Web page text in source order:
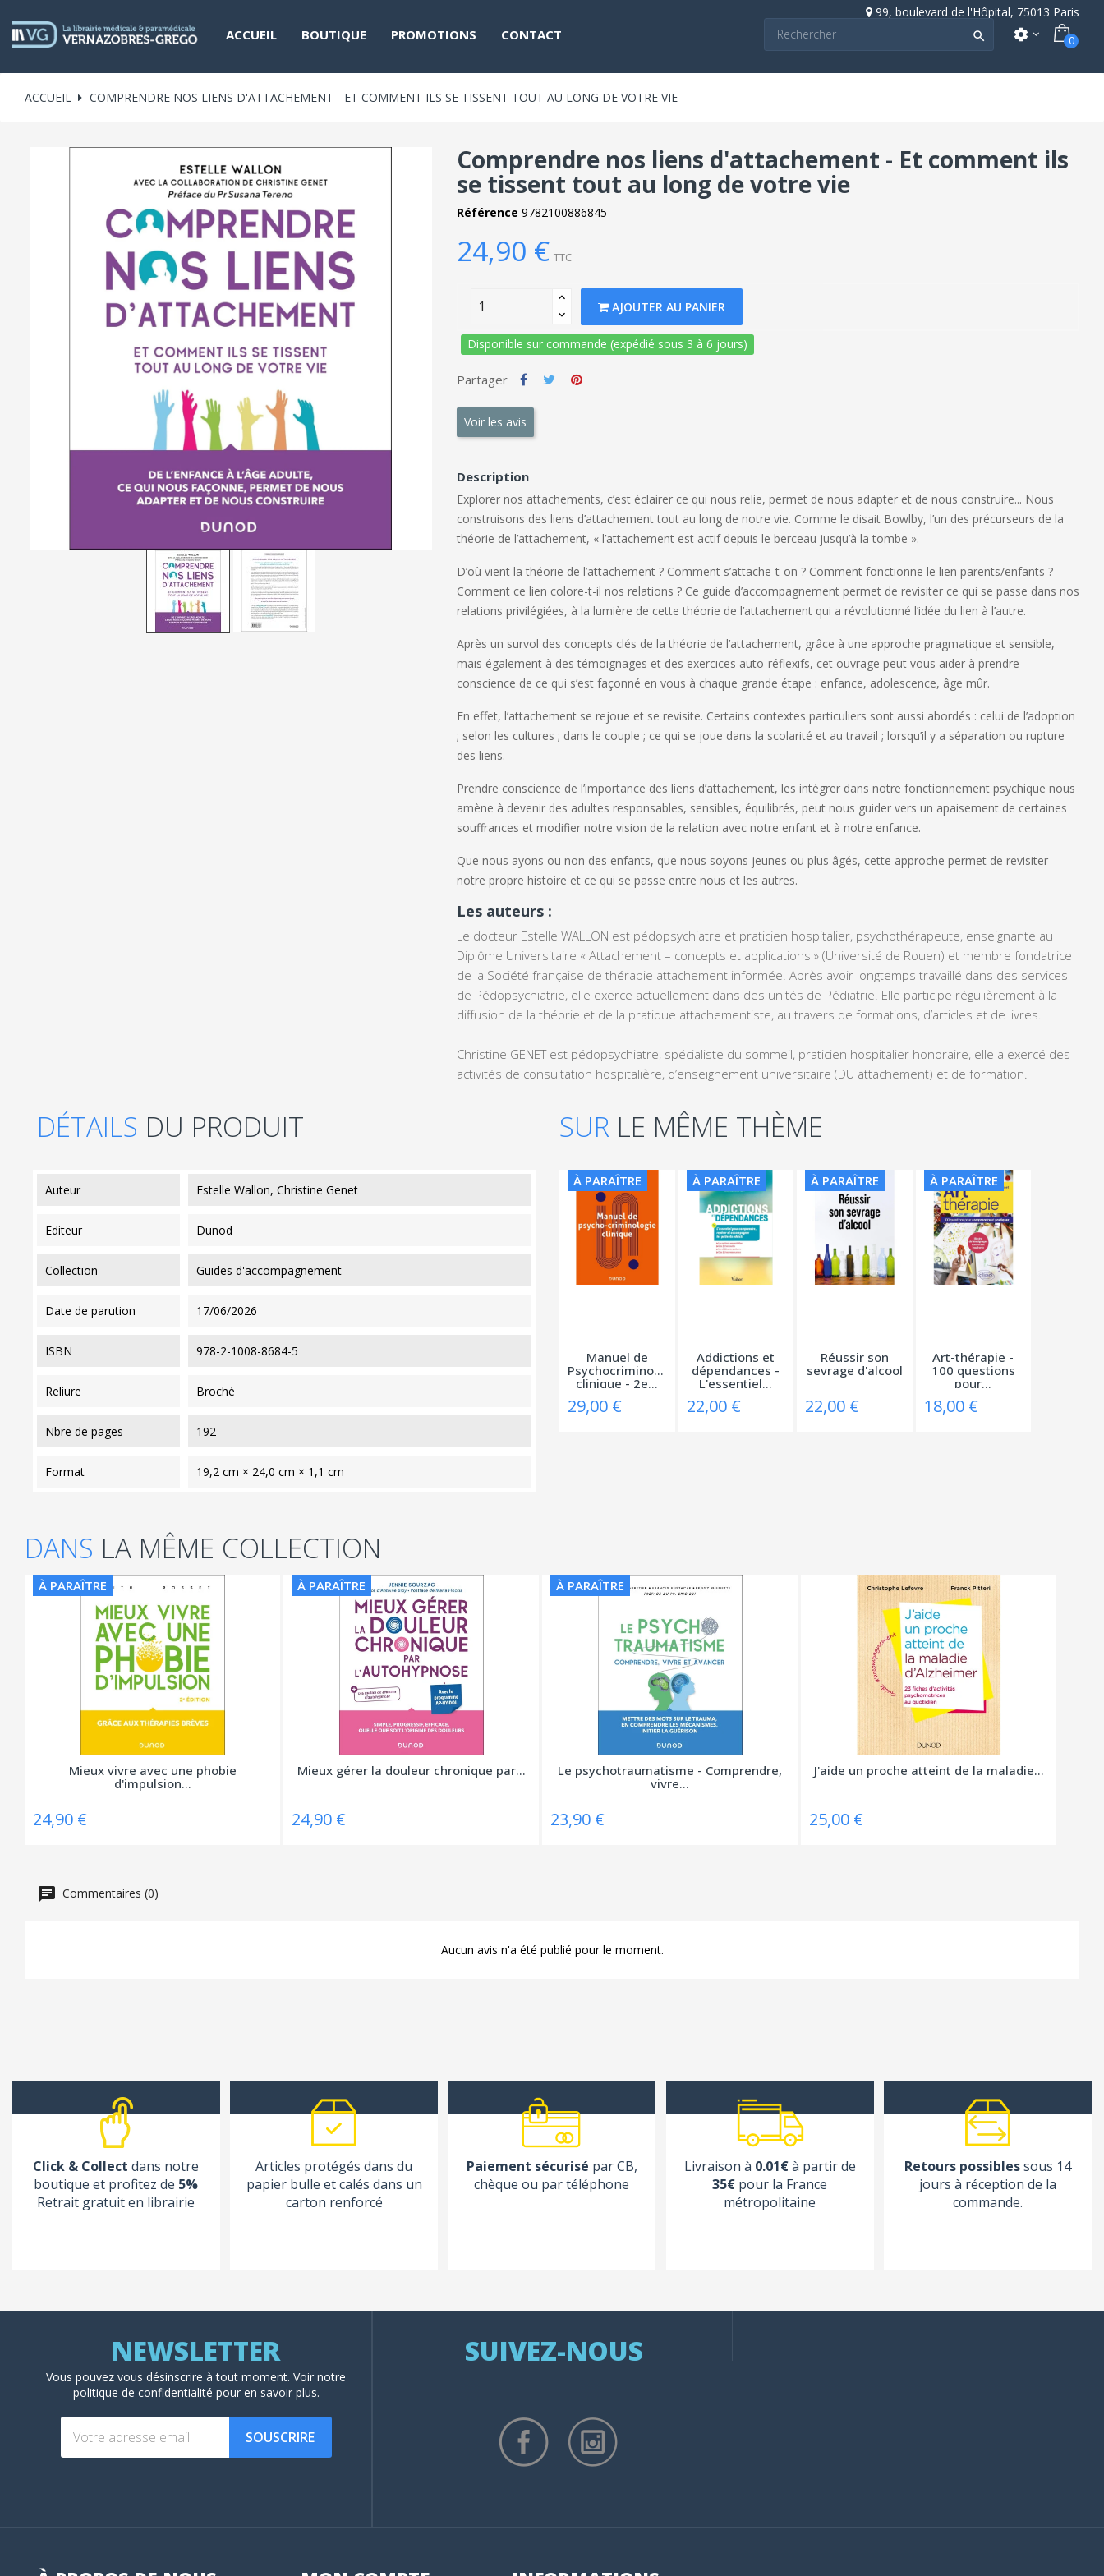
99, boulevard de l'Hôpital, 75013 Paris
ACCUEIL BOUTIQUE PROMOTIONS CONTACT  settings 0
ACCUEIL COMPRENDRE NOS LIENS D'ATTACHEMENT - ET COMMENT ILS SE TISSENT TOUT AU LONG DE VOTRE VIE
Comprendre nos liens d'attachement - Et comment ils
se tissent tout au long de votre vie
Référence 9782100886845
24,90 € TTC
AJOUTER AU PANIER
Disponible sur commande (expédié sous 3 à 6 jours)
Partager
Voir les avis
Description
Explorer nos attachements, c’est éclairer ce qui nous relie, permet de nous adapter et de nous construire... Nous
construisons des liens d’attachement tout au long de notre vie. Comme le disait Bowlby, l’un des précurseurs de la
théorie de l’attachement, « l’attachement est actif depuis le berceau jusqu’à la tombe ».
D’où vient la théorie de l’attachement ? Comment s’attache-t-on ? Comment fonctionne le lien parents/enfants ?
Comment ce lien colore-t-il nos relations ? Ce guide d’accompagnement permet de revisiter ce qui se passe dans nos
relations privilégiées, à la lumière de cette théorie de l’attachement qui a révolutionné l’idée du lien à l’autre.
Après un survol des concepts clés de la théorie de l’attachement, grâce à une approche pragmatique et sensible,
mais également à des témoignages et des exercices auto-réflexifs, cet ouvrage peut vous aider à prendre
conscience de ce qui s’est façonné en vous à chaque grande étape : enfance, adolescence, âge mûr.
En effet, l’attachement se rejoue et se revisite. Certains contextes particuliers sont aussi abordés : celui de l’adoption
; selon les cultures ; dans le couple ; ce qui se joue dans la scolarité et au travail ; lorsqu’il y a séparation ou rupture
des liens.
Prendre conscience de l’importance des liens d’attachement, les intégrer dans notre fonctionnement psychique nous
amène à devenir des adultes responsables, sensibles, équilibrés, peut nous guider vers un apaisement de certaines
souffrances et modifier notre vision de la relation avec notre enfant et à notre enfance.
Que nous ayons ou non des enfants, que nous soyons jeunes ou plus âgés, cette approche permet de revisiter
notre propre histoire et ce qui se passe entre nous et les autres.
Les auteurs :
Le docteur Estelle WALLON est pédopsychiatre et praticien hospitalier, psychothérapeute, enseignante au
Diplôme Universitaire « Attachement – concepts et applications » (Université de Rouen) et membre fondatrice
de la Société française de thérapie attachement informée. Après avoir longtemps travaillé dans des services
de Pédopsychiatrie, elle exerce actuellement dans des unités de Pédiatrie. Elle participe régulièrement à la
diffusion de la théorie et de la pratique attachementiste, au travers de formations, d’articles et de livres.
Christine GENET est pédopsychiatre, spécialiste du sommeil, praticien hospitalier honoraire, elle a exercé des
activités de consultation hospitalière, d’enseignement universitaire (DU attachement) et de formation.
DÉTAILS DU PRODUIT
auteur Estelle Wallon, Christine Genet
editeur Dunod
collection Guides d'accompagnement
date de parution 17/06/2026
ISBN 978-2-1008-8684-5
reliure Broché
nbre de pages 192
format 19,2 cm × 24,0 cm × 1,1 cm
SUR LE MÊME THÈME
À PARAÎTRE
Manuel de
Psychocriminologie
clinique - 2e...
29,00 €
À PARAÎTRE
Addictions et
dépendances -
L'essentiel...
22,00 €
À PARAÎTRE
Réussir son
sevrage d'alcool
22,00 €
À PARAÎTRE
Art-thérapie -
100 questions
pour...
18,00 €
DANS LA MÊME COLLECTION
À PARAÎTRE
Mieux vivre avec une phobie
d'impulsion...
24,90 €
À PARAÎTRE
Mieux gérer la douleur chronique par...
24,90 €
À PARAÎTRE
Le psychotraumatisme - Comprendre,
vivre...
23,90 €
J'aide un proche atteint de la maladie...
25,00 €
Commentaires (0)
Aucun avis n'a été publié pour le moment.
Click & Collect dans notre
boutique et profitez de 5%
Retrait gratuit en librairie
Articles protégés dans du
papier bulle et calés dans un
carton renforcé
Paiement sécurisé par CB,
chèque ou par téléphone
Livraison à 0.01€à partir de
35€ pour la France
métropolitaine
Retours possiblessous 14
jours à réception de la
commande.
Vous pouvez vous désinscrire à tout moment. Voirnotre
politique de confidentialité pour en savoir plus.
SOUSCRIRE
SUIVEZ-NOUS